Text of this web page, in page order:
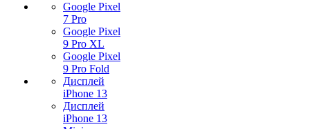
Google Pixel
7 Pro
Google Pixel
9 Pro XL
Google Pixel
9 Pro Fold
Дисплей
iPhone 13
Дисплей
iPhone 13